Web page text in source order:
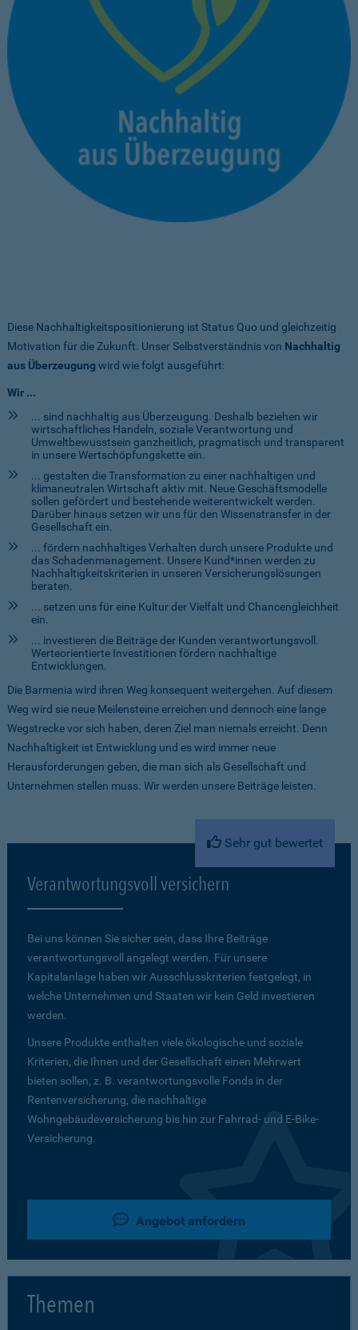
Diese Nachhaltigkeitspositionierung ist Status Quo und gleichzeitig
Motivation für die Zukunft. Unser Selbstverständnis von Nachhaltig
aus Überzeugung wird wie folgt ausgeführt:
Wir ...
... sind nachhaltig aus Überzeugung. Deshalb beziehen wir
wirtschaftliches Handeln, soziale Verantwortung und
Umweltbewusstsein ganzheitlich, pragmatisch und transparent
in unsere Wertschöpfungskette ein.
... gestalten die Transformation zu einer nachhaltigen und
klimaneutralen Wirtschaft aktiv mit. Neue Geschäftsmodelle
sollen gefördert und bestehende weiterentwickelt werden.
Darüber hinaus setzen wir uns für den Wissenstransfer in der
Gesellschaft ein.
... fördern nachhaltiges Verhalten durch unsere Produkte und
das Schadenmanagement. Unsere Kund*innen werden zu
Nachhaltigkeitskriterien in unseren Versicherungslösungen
beraten.
... setzen uns für eine Kultur der Vielfalt und Chancengleichheit
ein.
... investieren die Beiträge der Kunden verantwortungsvoll.
Werteorientierte Investitionen fördern nachhaltige
Entwicklungen.
Die Barmenia wird ihren Weg konsequent weitergehen. Auf diesem
Weg wird sie neue Meilensteine erreichen und dennoch eine lange
Wegstrecke vor sich haben, deren Ziel man niemals erreicht. Denn
Nachhaltigkeit ist Entwicklung und es wird immer neue
Herausforderungen geben, die man sich als Gesellschaft und
Unternehmen stellen muss. Wir werden unsere Beiträge leisten.
Sehr gut bewertet
Verantwortungsvoll versichern
Bei uns können Sie sicher sein, dass Ihre Beiträge
verantwortungsvoll angelegt werden. Für unsere
Kapitalanlage haben wir Ausschlusskriterien festgelegt, in
welche Unternehmen und Staaten wir kein Geld investieren
werden.
Unsere Produkte enthalten viele ökologische und soziale
Kriterien, die Ihnen und der Gesellschaft einen Mehrwert
bieten sollen, z. B. verantwortungsvolle Fonds in der
Rentenversicherung, die nachhaltige
Wohngebäudeversicherung bis hin zur Fahrrad- und E-Bike-
Versicherung.
Angebot anfordern
Themen